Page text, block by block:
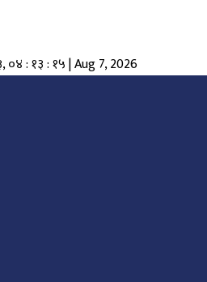
,०४ : १३ : १५|Aug 7, 2026